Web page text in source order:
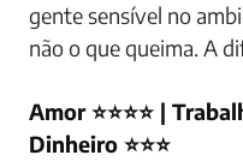
gente sensível no
não o que queima. A
Amor ⭐⭐⭐⭐ |
Dinheiro ⭐⭐⭐